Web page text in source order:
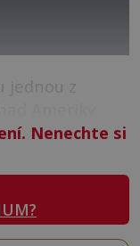
z
Nenechte si